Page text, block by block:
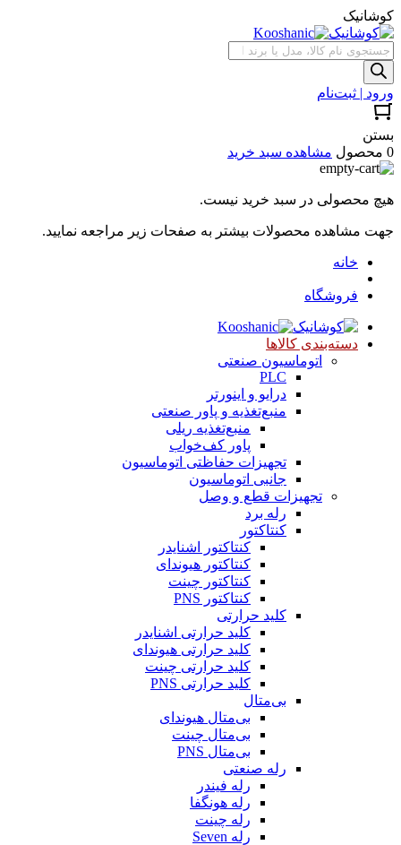
کوشانیک
جستجوی
محصولات
ورود | ثبت‌نام
بستن
0 محصول
مشاهده سبد خرید
هیچ محصولی در سبد خرید نیست.
جهت مشاهده محصولات بیشتر به صفحات زیر مراجعه نمایید.
خانه
فروشگاه
دسته‌بندی کالاها
اتوماسیون صنعتی
PLC
درایو و اینورتر
منبع‌تغذیه و پاور صنعتی
منبع‌تغذیه ریلی
پاور کف‌خواب
تجهیزات حفاظتی اتوماسیون
جانبی اتوماسیون
تجهیزات قطع و وصل
رله برد
کنتاکتور
کنتاکتور اشنایدر
کنتاکتور هیوندای
کنتاکتور چینت
کنتاکتور PNS
کلید حرارتی
کلید حرارتی اشنایدر
کلید حرارتی هیوندای
کلید حرارتی چینت
کلید حرارتی PNS
بی‌متال
بی‌متال هیوندای
بی‌متال چینت
بی‌متال PNS
رله صنعتی
رله فیندر
رله هونگفا
رله چینت
رله Seven